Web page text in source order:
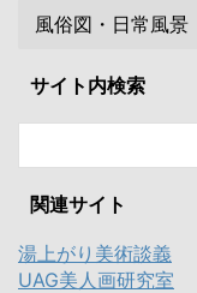
サイト内検索
関連サイト
湯上がり美術談義
UAG美人画研究室